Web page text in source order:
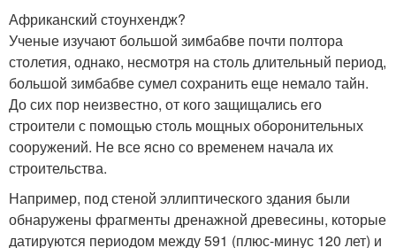
Африканский стоунхендж?
Ученые изучают большой зимбабве почти полтора
столетия, однако, несмотря на столь длительный период,
большой зимбабве сумел сохранить еще немало тайн.
До сих пор неизвестно, от кого защищались его
строители с помощью столь мощных оборонительных
сооружений. Не все ясно со временем начала их
строительства.
Например, под стеной эллиптического здания были
обнаружены фрагменты дренажной древесины, которые
датируются периодом между 591 (плюс-минус 120 лет) и